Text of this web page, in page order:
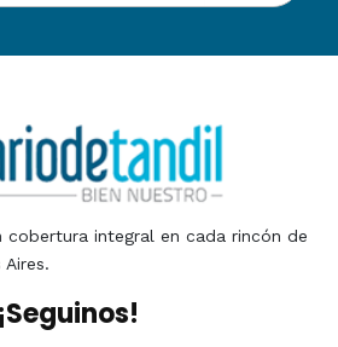
cobertura integral en cada rincón de
¡Seguinos!